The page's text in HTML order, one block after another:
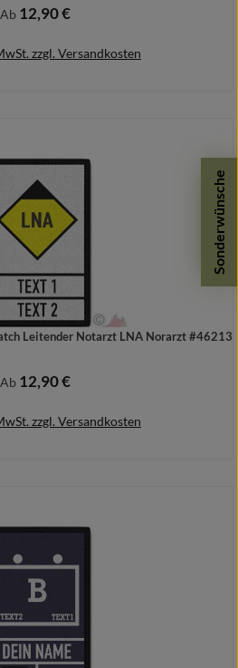
Regulärer Preis:
Ab 12,90 €
zzgl. Versandkosten
Leitender Notarzt LNA Norarzt #46213
Regulärer Preis:
Ab 12,90 €
zzgl. Versandkosten
Sonderwünsche